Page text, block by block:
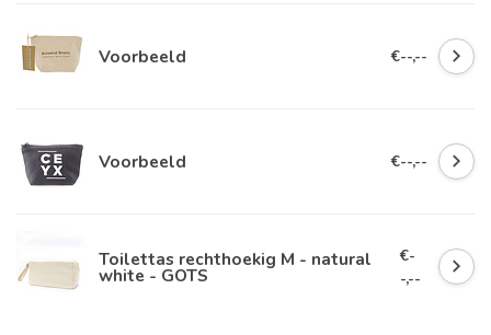
Voorbeeld €--,--
Voorbeeld €--,--
Toilettas rechthoekig M - natural
white - GOTS
€-
-,--